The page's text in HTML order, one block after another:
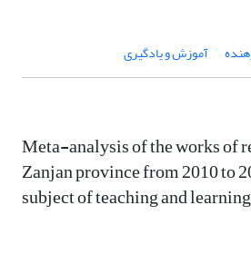
آموزش و یادگیری
Meta-analysis of the works of
Zanjan province from 2010 to
subject of teaching and